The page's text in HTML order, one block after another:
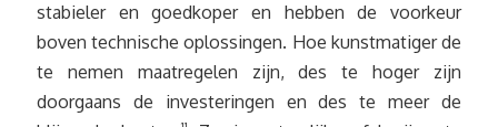
stabieler en goedkoper en hebben de voorkeur
boven technische oplossingen. Hoe kunstmatiger de
te nemen maatregelen zijn, des te hoger zijn
doorgaans de investeringen en des te meer de